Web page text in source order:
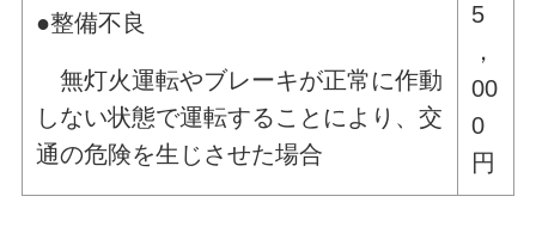
●整備不良
無灯火運転やブレーキが正常に作動
しない状態で運転することにより、交
通の危険を生じさせた場合
5
，
00
0
円